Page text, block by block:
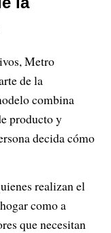
Metro
de la
combina
producto y
decida cómo
realizan el
como a
que necesitan